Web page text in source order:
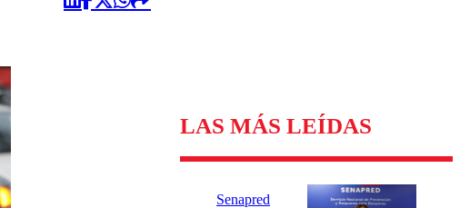
LAS MÁS LEÍDAS
Senapred